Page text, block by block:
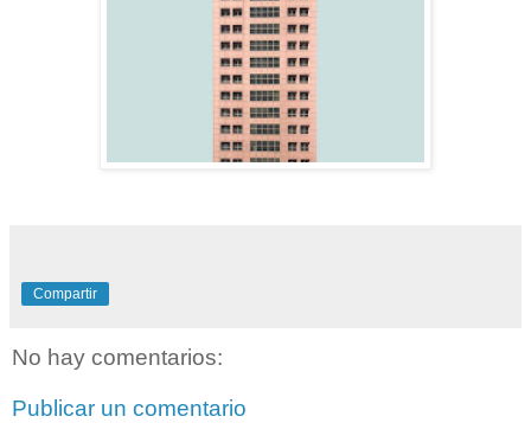
Compartir
No hay comentarios:
Publicar un comentario